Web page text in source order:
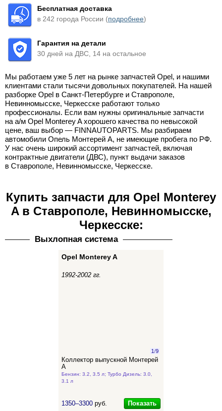
Бесплатная доставка
в 242 города России (подробнее)
Гарантия на детали
30 дней на ДВС, 14 на остальное
Мы работаем уже 5 лет на рынке запчастей Opel, и нашими
клиентами стали тысячи довольных покупателей. На нашей
разборке Opel в Санкт-Петербурге и Ставрополе,
Невинномысске, Черкесске работают только
профессионалы. Если вам нужны оригинальные запчасти
на а/м Opel Monterey A хорошего качества по невысокой
цене, ваш выбор — FINNAUTOPARTS. Мы разбираем
автомобили Опель Монтерей А, не имеющие пробега по РФ.
У нас очень широкий ассортимент запчастей, включая
контрактные двигатели (ДВС), пункт выдачи заказов
в Ставрополе, Невинномысске, Черкесске.
Купить запчасти для Opel Monterey
A в Ставрополе, Невинномысске,
Черкесске:
Выхлопная система
Opel Monterey A
1992-2002 гг.
1/9
Коллектор выпускной Монтерей
А
Бензин: 3.2, 3.5 л; Турбо Дизель: 3.0,
3.1 л
1350–3300 руб. Показать